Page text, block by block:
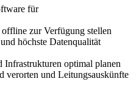
für
zur Verfügung stellen
höchste Datenqualität
Infrastrukturen optimal planen
verorten und Leitungsauskünfte